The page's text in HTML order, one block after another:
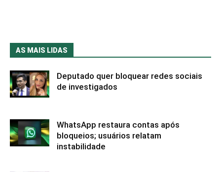
AS MAIS LIDAS
Deputado quer bloquear redes sociais
de investigados
WhatsApp restaura contas após
bloqueios; usuários relatam
instabilidade